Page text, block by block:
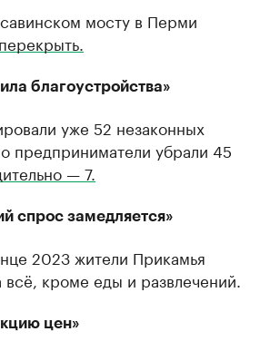
мосту в Перми
благоустройства»
уже 52 незаконных
предприниматели убрали 45
— 7.
спрос замедляется»
2023 жители Прикамья
всё, кроме еды и развлечений.
цен»